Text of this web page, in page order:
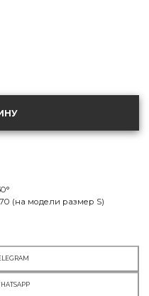
(на модели размер S)